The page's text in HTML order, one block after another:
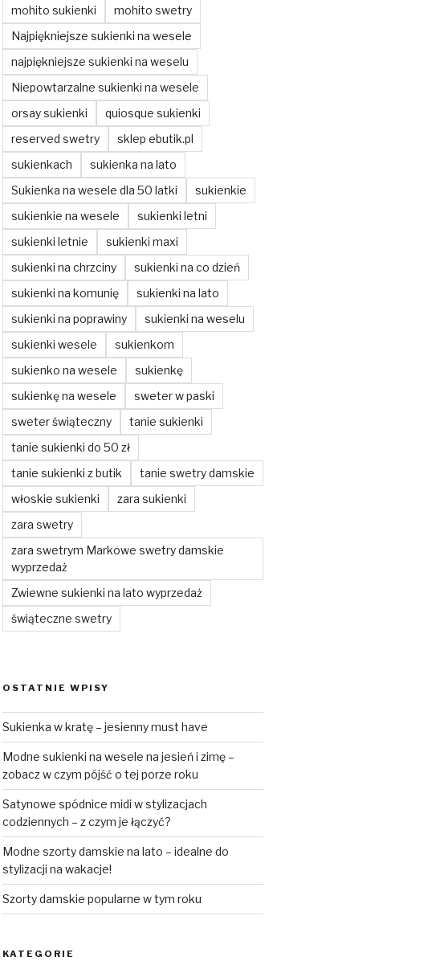
mohito sukienki
mohito swetry
Najpiękniejsze sukienki na wesele
najpiękniejsze sukienki na weselu
Niepowtarzalne sukienki na wesele
orsay sukienki
quiosque sukienki
reserved swetry
sklep ebutik.pl
sukienkach
sukienka na lato
Sukienka na wesele dla 50 latki
sukienkie
sukienkie na wesele
sukienki letni
sukienki letnie
sukienki maxi
sukienki na chrzciny
sukienki na co dzień
sukienki na komunię
sukienki na lato
sukienki na poprawiny
sukienki na weselu
sukienki wesele
sukienkom
sukienko na wesele
sukienkę
sukienkę na wesele
sweter w paski
sweter świąteczny
tanie sukienki
tanie sukienki do 50 zł
tanie sukienki z butik
tanie swetry damskie
włoskie sukienki
zara sukienki
zara swetry
zara swetrym Markowe swetry damskie
wyprzedaż
Zwiewne sukienki na lato wyprzedaż
świąteczne swetry
OSTATNIE WPISY
Sukienka w kratę – jesienny must have
Modne sukienki na wesele na jesień i zimę –
zobacz w czym pójść o tej porze roku
Satynowe spódnice midi w stylizacjach
codziennych – z czym je łączyć?
Modne szorty damskie na lato – idealne do
stylizacji na wakacje!
Szorty damskie popularne w tym roku
KATEGORIE